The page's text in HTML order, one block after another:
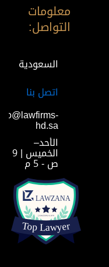
معلومات
التواصل:
السعودية
اتصل بنا
hd.sa
الأحد–
الخميس | 9
ص - 5 م